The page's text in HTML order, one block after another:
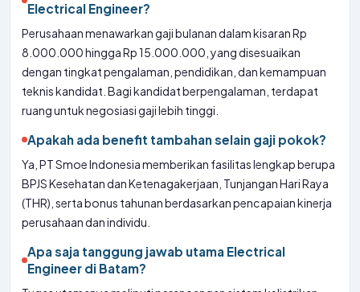
Electrical Engineer?
Perusahaan menawarkan gaji bulanan dalam kisaran Rp
8.000.000 hingga Rp 15.000.000, yang disesuaikan
dengan tingkat pengalaman, pendidikan, dan kemampuan
teknis kandidat. Bagi kandidat berpengalaman, terdapat
ruang untuk negosiasi gaji lebih tinggi.
Apakah ada benefit tambahan selain gaji pokok?
Ya, PT Smoe Indonesia memberikan fasilitas lengkap berupa
BPJS Kesehatan dan Ketenagakerjaan, Tunjangan Hari Raya
(THR), serta bonus tahunan berdasarkan pencapaian kinerja
perusahaan dan individu.
Apa saja tanggung jawab utama Electrical
Engineer di Batam?